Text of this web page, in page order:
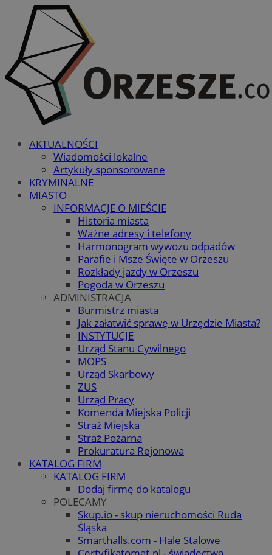
AKTUALNOŚCI
Wiadomości lokalne
Artykuły sponsorowane
KRYMINALNE
MIASTO
INFORMACJE O MIEŚCIE
Historia miasta
Ważne adresy i telefony
Harmonogram wywozu odpadów
Parafie i Msze Święte w Orzeszu
Rozkłady jazdy w Orzeszu
Pogoda w Orzeszu
ADMINISTRACJA
Burmistrz miasta
Jak załatwić sprawę w Urzędzie Miasta?
INSTYTUCJE
Urząd Stanu Cywilnego
MOPS
Urząd Skarbowy
ZUS
Urząd Pracy
Komenda Miejska Policji
Straż Miejska
Straż Pożarna
Prokuratura Rejonowa
KATALOG FIRM
KATALOG FIRM
Dodaj firmę do katalogu
POLECAMY
Skup.io - skup nieruchomości Ruda
Śląska
Smarthalls.com - Hale Stalowe